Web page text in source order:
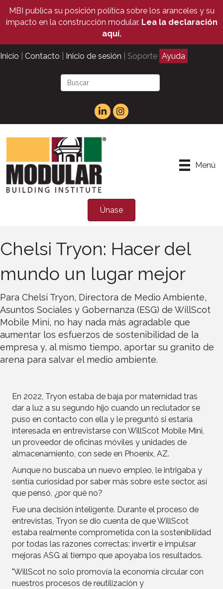
MBI publica su posición política sobre los aranceles y su
impacto en la construcción modular. Lea la declaración
aquí.
Inicio Contacto Inicio de sesión | Soporte Ayuda
Menú
Únase
Chelsi Tryon: Hacer del
mundo un lugar mejor
Para Chelsi Tryon, Directora de Medio Ambiente,
Asuntos Sociales y Gobernanza (ESG) de WillScot
Mobile Mini, no hay nada más agradable que
aumentar los esfuerzos de sostenibilidad de la
empresa y, al mismo tiempo, aportar su granito de
arena para salvar el medio ambiente.
En 2022, Tryon estaba de baja por maternidad tras
dar a luz a su segundo hijo cuando un reclutador se
puso en contacto con ella y le preguntó si estaría
interesada en entrevistarse con WillScot Mobile Mini,
un proveedor de oficinas móviles y unidades de
almacenamiento, con sede en Phoenix, AZ.
Aunque no buscaba un nuevo empleo, le intrigaba y
sentía curiosidad por saber más sobre este sector, así
que pensó, ¿por qué no?
Fue una decisión inteligente. Durante el proceso de
entrevistas, Tryon se dio cuenta de que WillScot
estaba realmente comprometida con la sostenibilidad
por todas las razones correctas: invertir e impulsar
mejoras ASG al tiempo que apoyaba los resultados.
"WillScot no solo promovía la economía circular con
nuestros procesos de reutilización y